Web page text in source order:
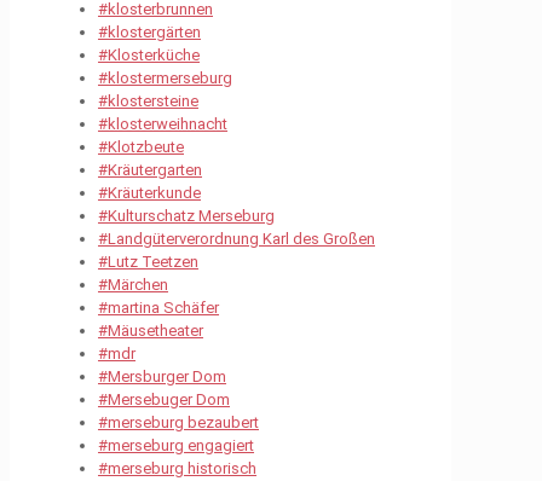
#klosterbrunnen
#klostergärten
#Klosterküche
#klostermerseburg
#klostersteine
#klosterweihnacht
#Klotzbeute
#Kräutergarten
#Kräuterkunde
#Kulturschatz Merseburg
#Landgüterverordnung Karl des Großen
#Lutz Teetzen
#Märchen
#martina Schäfer
#Mäusetheater
#mdr
#Mersburger Dom
#Mersebuger Dom
#merseburg bezaubert
#merseburg engagiert
#merseburg historisch